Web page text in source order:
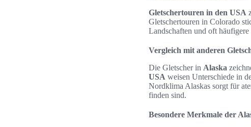
Gletschertouren in den USA
Gletschertouren in Colorado
Landschaften und oft
Vergleich mit anderen
Die Gletscher in Alaska
USA weisen Unterschiede in
Nordklima Alaskas sorgt für
finden sind.
Besondere Merkmale der